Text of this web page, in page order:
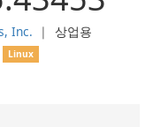
Inc. ❘ 상업용
Linux